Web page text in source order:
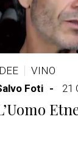
VINO
Foti
21